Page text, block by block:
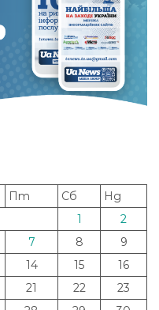
Пт Сб
Нд
1
2
7 8
9
14 15
16
21 22
23